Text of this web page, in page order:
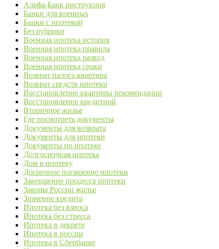
Альфа-Банк инструкция
Банки для военных
Банки с ипотекой
Без рубрики
Военная ипотека история
Военная ипотека правила
Военная ипотека развод
Военная ипотека сроки
Возврат налога квартира
Возврат средств ипотеки
Восстановление квартиры рекомендации
Восстановление кредитной
Вторичное жилье
Где посмотреть документы
Документы для возврата
Документы для ипотеки
Документы по ипотеке
Долгосрочная ипотека
Дом в ипотеку
Досрочное погашение ипотеки
Завершение процесса ипотеки
Законы России жилье
Значение кредита
Ипотека без взноса
Ипотека без стресса
Ипотека в декрете
Ипотека в россии
Ипотека в Сбербанке